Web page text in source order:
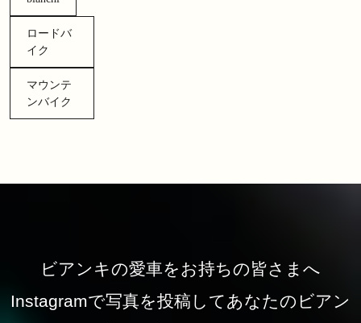
ロードバ
イク
マウンテ
ンバイク
ビアンキの愛車をお持ちの皆さまへ
Instagramで写真を投稿してあなたのビアン